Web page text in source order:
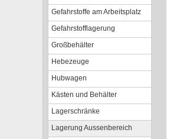
Gefahrstoffe am Arbeitsplatz
Gefahrstofflagerung
Großbehälter
Hebezeuge
Hubwagen
Kästen und Behälter
Lagerschränke
Lagerung Aussenbereich